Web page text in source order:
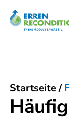
Startseite/